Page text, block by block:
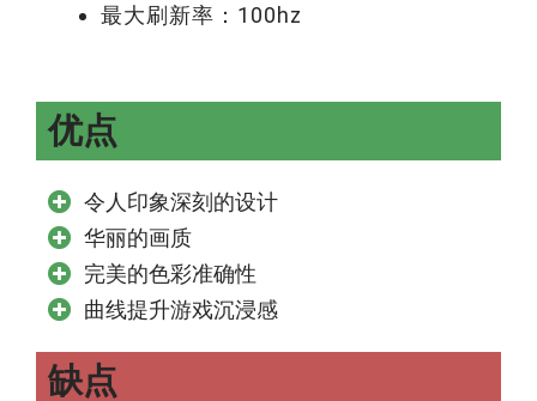
最大刷新率：100hz
优点
令人印象深刻的设计
华丽的画质
完美的色彩准确性
曲线提升游戏沉浸感
缺点